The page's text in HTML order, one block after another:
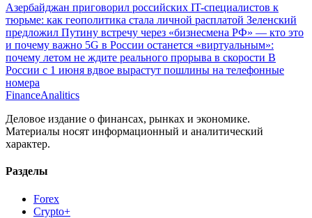
Азербайджан приговорил российских IT-специалистов к
тюрьме: как геополитика стала личной расплатой Зеленский
предложил Путину встречу через «бизнесмена РФ» — кто это
и почему важно 5G в России останется «виртуальным»:
почему летом не ждите реального прорыва в скорости В
России с 1 июня вдвое вырастут пошлины на телефонные
номера
FinanceAnalitics
Деловое издание о финансах, рынках и экономике.
Материалы носят информационный и аналитический
характер.
Разделы
Forex
Crypto+